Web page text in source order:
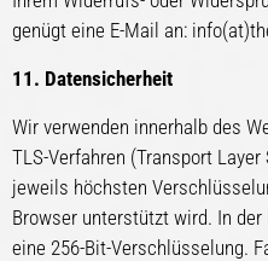
genügt eine E-Mail an:
11. Datensicherheit
Wir verwenden innerhalb des
TLS-Verfahren (Transport
jeweils höchsten
Browser unterstützt wird. In
eine 256-Bit-Verschlüsselung.